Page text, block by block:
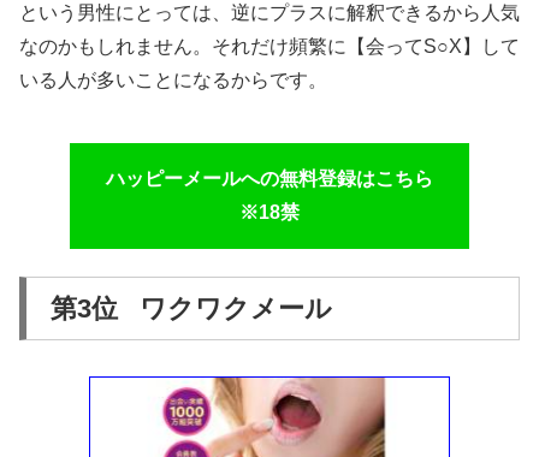
という男性にとっては、逆にプラスに解釈できるから人気
なのかもしれません。それだけ頻繁に【会ってS○X】して
いる人が多いことになるからです。
ハッピーメールへの無料登録はこちら
※18禁
第3位 ワクワクメール